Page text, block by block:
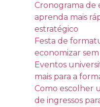
Cronograma de
aprenda mais
estratégico
Festa de
economizar
Eventos
mais para a
Como escolher
de ingressos